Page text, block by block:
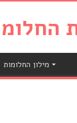
מילון החלומות